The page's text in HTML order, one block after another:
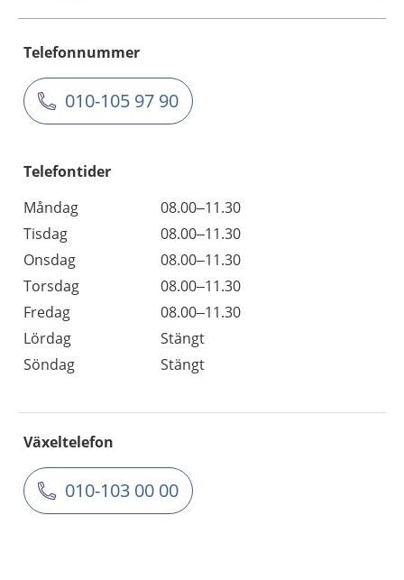
Telefonnummer
010-105 97 90
Telefontider
Måndag
08.00–11.30
Tisdag
08.00–11.30
Onsdag
08.00–11.30
Torsdag
08.00–11.30
Fredag
08.00–11.30
Lördag
Stängt
Söndag
Stängt
Växeltelefon
010-103 00 00